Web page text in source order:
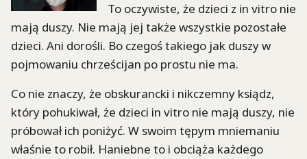
To oczywiste, że dzieci z in vitro nie
mają duszy. Nie mają jej także wszystkie pozostałe
dzieci. Ani dorośli. Bo czegoś takiego jak duszy w
pojmowaniu chrześcijan po prostu nie ma.
Co nie znaczy, że obskurancki i nikczemny ksiądz,
który pohukiwał, że dzieci in vitro nie mają duszy, nie
próbował ich poniżyć. W swoim tępym mniemaniu
właśnie to robił. Haniebne to i obciąża każdego